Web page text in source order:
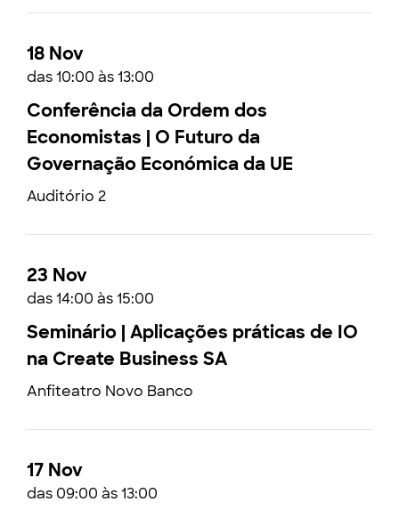
18 Nov
das 10:00 às 13:00
Conferência da Ordem dos
Economistas | O Futuro da
Governação Económica da UE
Auditório 2
23 Nov
das 14:00 às 15:00
Seminário | Aplicações práticas de IO
na Create Business SA
Anfiteatro Novo Banco
17 Nov
das 09:00 às 13:00